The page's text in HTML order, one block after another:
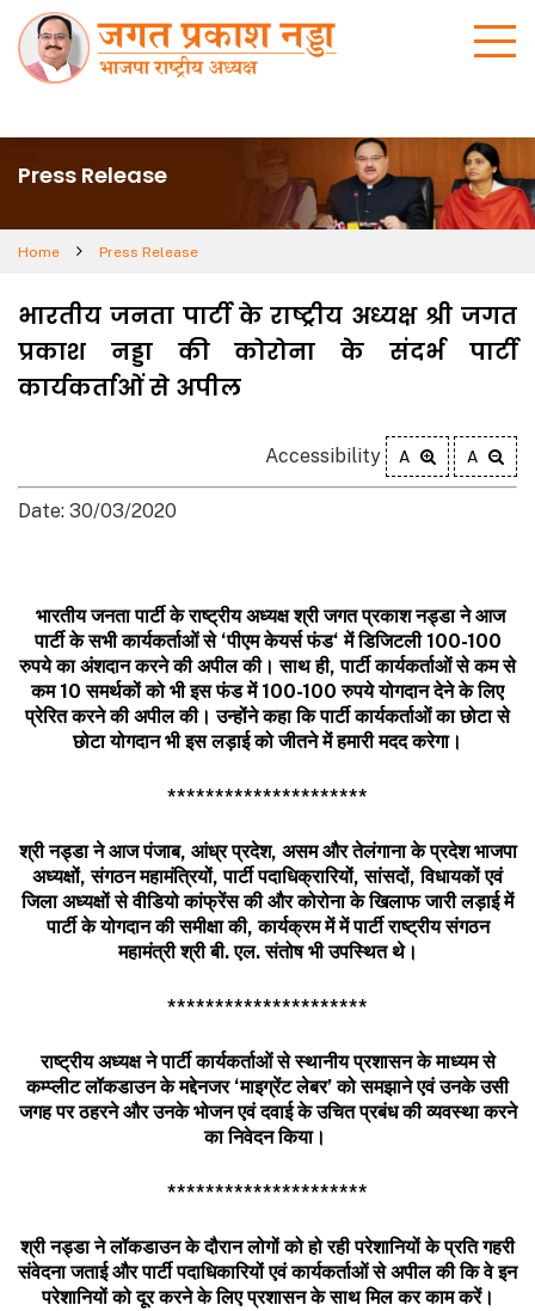
Press Release
Home Press Release
भारतीय जनता पार्टी के राष्ट्रीय अध्यक्ष श्री जगत
प्रकाश नड्डा की कोरोना के संदर्भ पार्टी
कार्यकर्ताओं से अपील
Accessibility A A
Date: 30/03/2020
भारतीय जनता पार्टी के राष्ट्रीय अध्यक्ष श्री जगत प्रकाश नड्डा ने आज
पार्टी के सभी कार्यकर्ताओं से‘पीएम केयर्स फंड‘में डिजिटली100-100
रुपये का अंशदान करने की अपील की। साथ ही,पार्टी कार्यकर्ताओं से कम से
कम10समर्थकों को भी इस फंड में100-100रुपये योगदान देने के लिए
प्रेरित करने की अपील की। उन्होंने कहा कि पार्टी कार्यकर्ताओं का छोटा से
छोटा योगदान भी इस लड़ाई को जीतने में हमारी मदद करेगा।
*********************
श्री नड्डा ने आज पंजाब, आंध्र प्रदेश, असम और तेलंगाना के प्रदेश भाजपा
अध्यक्षों,संगठन महामंत्रियों,पार्टी पदाधिक्रारियों,सांसदों,विधायकों एवं
जिला अध्यक्षों से वीडियो कांफ्रेंस की और कोरोना के खिलाफ जारी लड़ाई में
पार्टी के योगदान की समीक्षा की,कार्यक्रम में में पार्टी राष्ट्रीय संगठन
महामंत्री श्री बी.एल.संतोष भी उपस्थित थे।
*********************
राष्ट्रीय अध्यक्ष ने पार्टी कार्यकर्ताओं से स्थानीय प्रशासन के माध्यम से
कम्प्लीट लॉकडाउन के मद्देनजर‘माइग्रेंट लेबर’को समझाने एवं उनके उसी
जगह पर ठहरने और उनके भोजन एवं दवाई के उचित प्रबंध की व्यवस्था करने
का निवेदन किया।
*********************
श्री नड्डा ने लॉकडाउन के दौरान लोगों को हो रही परेशानियों के प्रति गहरी
संवेदना जताई और पार्टी पदाधिकारियों एवं कार्यकर्ताओं से अपील की कि वे इन
परेशानियों को दूर करने के लिए प्रशासन के साथ मिल कर काम करें।